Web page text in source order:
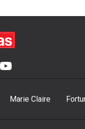
Marie Claire